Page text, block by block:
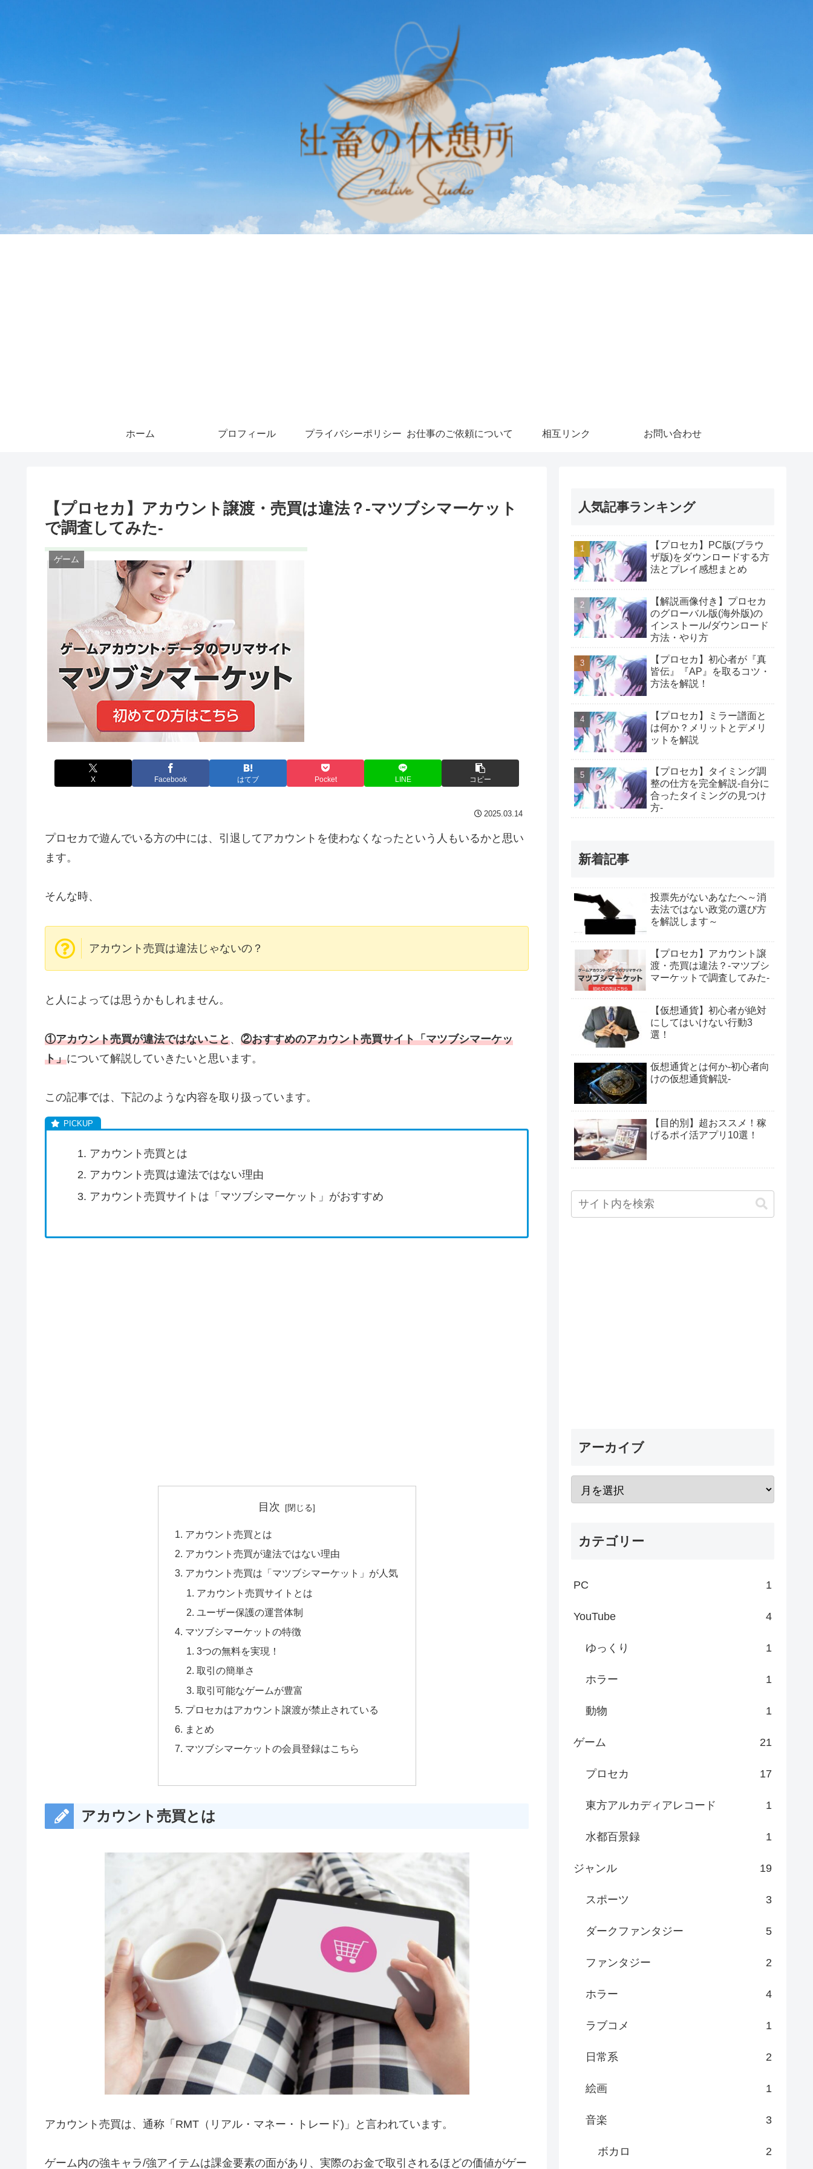
ホーム プロフィール プライバシーポリシー お仕事のご依頼について 相互リンク お問い合わせ
【プロセカ】アカウント譲渡・売買は違法？-マツブシマーケット
で調査してみた-
ゲーム
X Facebook はてブ Pocket LINE コピー
2025.03.14
プロセカで遊んでいる方の中には、引退してアカウントを使わなくなったという人もいるかと思い
ます。
そんな時、
アカウント売買は違法じゃないの？
と人によっては思うかもしれません。
①アカウント売買が違法ではないこと、 ②おすすめのアカウント売買サイト「マツブシマーケッ
ト」について解説していきたいと思います。
この記事では、下記のような内容を取り扱っています。
アカウント売買とは
アカウント売買は違法ではない理由
アカウント売買サイトは「マツブシマーケット」がおすすめ
目次
アカウント売買とは
アカウント売買が違法ではない理由
アカウント売買は「マツブシマーケット」が人気
アカウント売買サイトとは
ユーザー保護の運営体制
マツブシマーケットの特徴
3つの無料を実現！
取引の簡単さ
取引可能なゲームが豊富
プロセカはアカウント譲渡が禁止されている
まとめ
マツブシマーケットの会員登録はこちら
アカウント売買とは
アカウント売買は、通称「RMT（リアル・マネー・トレード)」と言われています。
ゲーム内の強キャラ/強アイテムは課金要素の面があり、実際のお金で取引されるほどの価値がゲー
人気記事ランキング
【プロセカ】PC版(ブラウ
ザ版)をダウンロードする方
法とプレイ感想まとめ
【解説画像付き】プロセカ
のグローバル版(海外版)の
インストール/ダウンロード
方法・やり方
【プロセカ】初心者が『真
皆伝』『AP』を取るコツ・
方法を解説！
【プロセカ】ミラー譜面と
は何か？メリットとデメリ
ットを解説
【プロセカ】タイミング調
整の仕方を完全解説-自分に
合ったタイミングの見つけ
方-
新着記事
投票先がないあなたへ～消
去法ではない政党の選び方
を解説します～
【プロセカ】アカウント譲
渡・売買は違法？-マツブシ
マーケットで調査してみた-
【仮想通貨】初心者が絶対
にしてはいけない行動3
選！
仮想通貨とは何か-初心者向
けの仮想通貨解説-
【目的別】超おススメ！稼
げるポイ活アプリ10選！
アーカイブ
カテゴリー
PC 1
YouTube 4
ゆっくり 1
ホラー 1
動物 1
ゲーム 21
プロセカ 17
東方アルカディアレコード 1
水都百景録 1
ジャンル 19
スポーツ 3
ダークファンタジー 5
ファンタジー 2
ホラー 4
ラブコメ 1
日常系 2
絵画 1
音楽 3
ボカロ 2